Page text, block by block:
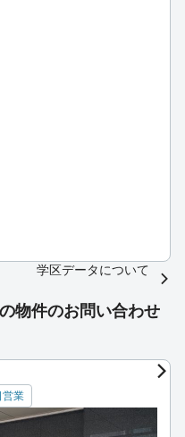
学区データについて
物件のお問い合わせ
営業